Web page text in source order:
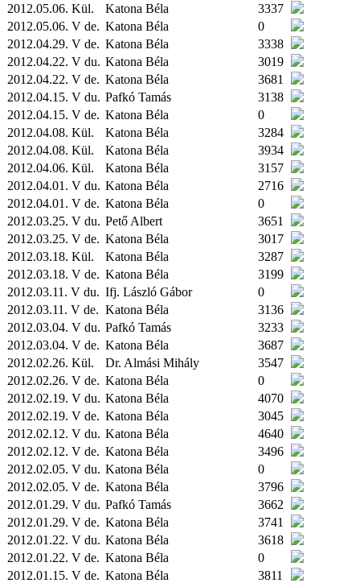
2012.05.06. Kül. Katona Béla
3337
2012.05.06. V de. Katona Béla
0
2012.04.29. V de. Katona Béla
3338
2012.04.22. V du. Katona Béla
3019
2012.04.22. V de. Katona Béla
3681
2012.04.15. V du. Pafkó Tamás
3138
2012.04.15. V de. Katona Béla
0
2012.04.08. Kül. Katona Béla
3284
2012.04.08. Kül. Katona Béla
3934
2012.04.06. Kül. Katona Béla
3157
2012.04.01. V du. Katona Béla
2716
2012.04.01. V de. Katona Béla
0
2012.03.25. V du. Pető Albert
3651
2012.03.25. V de. Katona Béla
3017
2012.03.18. Kül. Katona Béla
3287
2012.03.18. V de. Katona Béla
3199
2012.03.11. V du. Ifj. László Gábor
0
2012.03.11. V de. Katona Béla
3136
2012.03.04. V du. Pafkó Tamás
3233
2012.03.04. V de. Katona Béla
3687
2012.02.26. Kül. Dr. Almási Mihály
3547
2012.02.26. V de. Katona Béla
0
2012.02.19. V du. Katona Béla
4070
2012.02.19. V de. Katona Béla
3045
2012.02.12. V du. Katona Béla
4640
2012.02.12. V de. Katona Béla
3496
2012.02.05. V du. Katona Béla
0
2012.02.05. V de. Katona Béla
3796
2012.01.29. V du. Pafkó Tamás
3662
2012.01.29. V de. Katona Béla
3741
2012.01.22. V du. Katona Béla
3618
2012.01.22. V de. Katona Béla
0
2012.01.15. V de. Katona Béla 3811